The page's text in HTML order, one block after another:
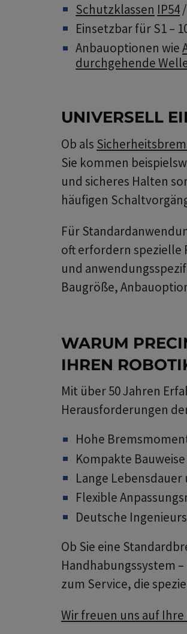
Schutzklassen IP54/
Einsetzbar für S1 –
Anbauoptionen wie
durchgehende
UNIVERSELL
Ob als
Sie kommen
und sicheres Halten
häufigen
Für
oft erfordern spezielle
und
Baugröße,
WARUM
IHREN
Mit über 50 Jahren
Herausforderungen
Hohe
Kompakte
Lange
Flexible
Deutsche
Ob Sie eine
Handhabungssystem
zum Service, die
Wir freuen uns auf